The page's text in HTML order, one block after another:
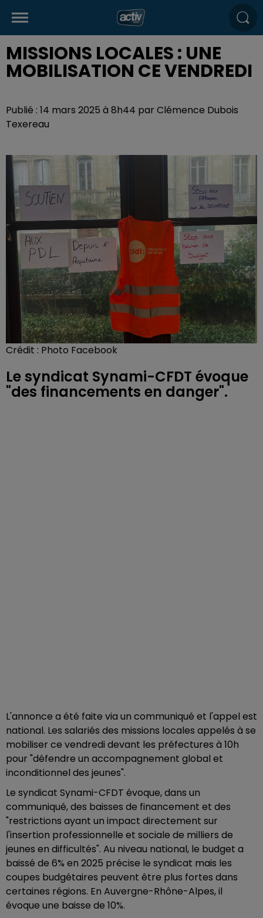
MISSIONS LOCALES : UNE
MOBILISATION CE VENDREDI
Publié : 14 mars 2025 à 8h44 par Clémence Dubois
Texereau
Crédit : Photo Facebook
Le syndicat Synami-CFDT évoque
"des financements en danger".
L'annonce a été faite via un communiqué et l'appel est
national. Les salariés des missions locales appelés à se
mobiliser ce vendredi devant les préfectures à 10h
pour "défendre un accompagnement global et
inconditionnel des jeunes".
Le syndicat Synami-CFDT évoque, dans un
communiqué, des baisses de financement et des
"restrictions ayant un impact directement sur
l'insertion professionnelle et sociale de milliers de
jeunes en difficultés". Au niveau national, le budget a
baissé de 6% en 2025 précise le syndicat mais les
coupes budgétaires peuvent être plus fortes dans
certaines régions. En Auvergne-Rhône-Alpes, il
évoque une baisse de 10%.